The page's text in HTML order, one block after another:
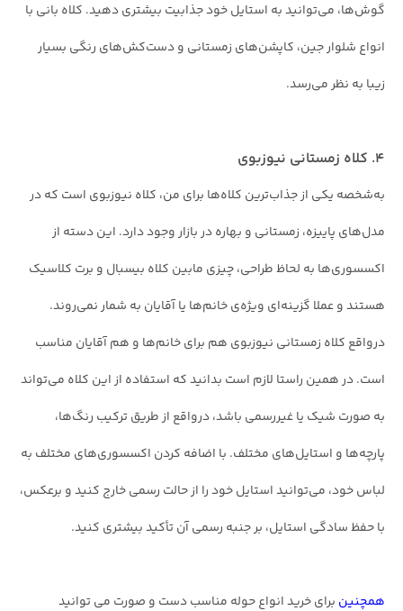
گوش‌ها، می‌توانید به استایل خود جذابیت بیشتری دهید. کلاه بانی با
انواع شلوار جین، کاپشن‌های زمستانی و دست‌کش‌های رنگی بسیار
زیبا به نظر می‌رسد.
۴. کلاه زمستانی نیوزبوی
به‌شخصه یکی از جذاب‌ترین کلاه‌ها برای من، کلاه نیوزبوی است که در
مدل‌های پاییزه، زمستانی و بهاره در بازار وجود دارد. این دسته از
اکسسوری‌ها به لحاظ طراحی، چیزی مابین کلاه بیسبال و برت کلاسیک
هستند و عملا گزینه‌ای ویژه‌ی خانم‌ها یا آقایان به شمار نمی‌روند.
درواقع کلاه زمستانی نیوزبوی هم برای خانم‌ها و هم آقایان مناسب‌
است. در همین راستا لازم است بدانید که استفاده از این کلاه می‌تواند
به صورت شیک یا غیررسمی باشد، درواقع از طریق ترکیب رنگ‌ها،
پارچه‌ها و استایل‌های مختلف. با اضافه کردن اکسسوری‌های مختلف به
لباس خود، می‌توانید استایل خود را از حالت رسمی خارج کنید و برعکس،
با حفظ سادگی استایل، بر جنبه رسمی آن تأکید بیشتری کنید.
همچنین برای خرید انواع حوله مناسب دست و صورت می توانید